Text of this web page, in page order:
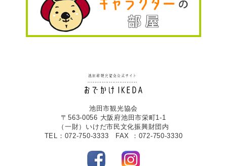
池田市観光協会
〒563-0056 大阪府池田市栄町1-1
（一財）いけだ市民文化振興財団内
TEL：072-750-3333 FAX ：072-750-3330